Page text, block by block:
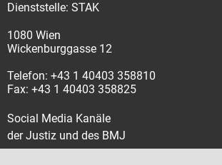
Dienststelle: STAK
1080 Wien
Wickenburggasse 12
Telefon: +43 1 40403 358810
Fax: +43 1 40403 358825
Social Media Kanäle
der Justiz und des BMJ